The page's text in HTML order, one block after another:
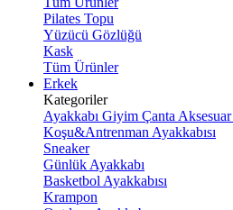
Pilates Topu
Yüzücü Gözlüğü
Kask
Tüm Ürünler
Erkek
Kategoriler
Ayakkabı Giyim Çanta Aksesuar
Koşu&Antrenman Ayakkabısı
Sneaker
Günlük Ayakkabı
Basketbol Ayakkabısı
Krampon